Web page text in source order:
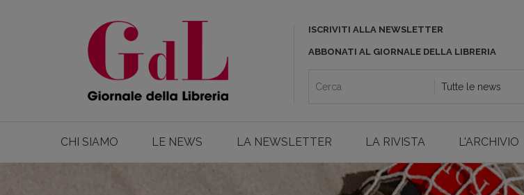
ISCRIVITI ALLA NEWSLETTER
ABBONATI AL GIORNALE DELLA LIBRERIA
CHI SIAMO LE NEWS LA NEWSLETTER LA RIVISTA L'ARCHIVIO